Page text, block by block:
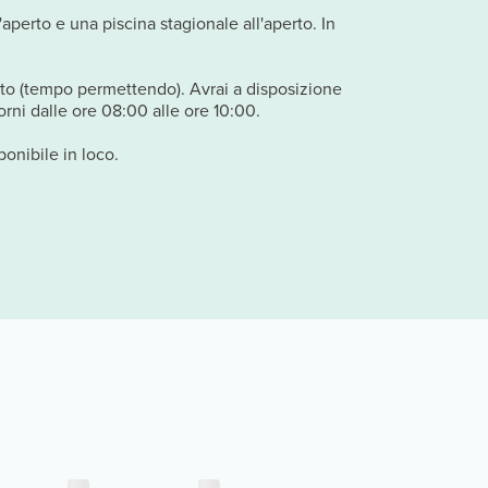
e una piscina stagionale all'aperto. In
(tempo permettendo). Avrai a disposizione
dalle ore 08:00 alle ore 10:00.
in loco.